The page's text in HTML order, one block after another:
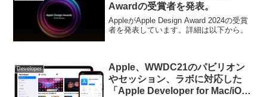
Awardの受賞者を発表。
AppleがApple Design Award 2024の受賞
者を発表しています。詳細は以下から。
Developer
Apple、WWDC21のパビリオン
やセッション、ラボに対応した
「Apple Developer for Mac/iOS